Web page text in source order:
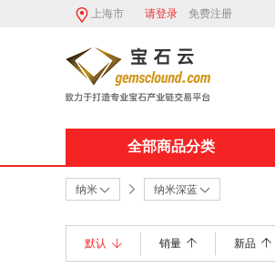
上海市 请登录 免费注册
全部商品分类
纳米 纳米深蓝
默认 销量 新品